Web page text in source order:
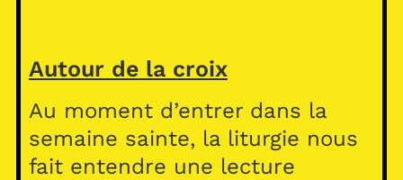
Autour de la croix
Au moment d’entrer dans la
semaine sainte, la liturgie nous
fait entendre une lecture